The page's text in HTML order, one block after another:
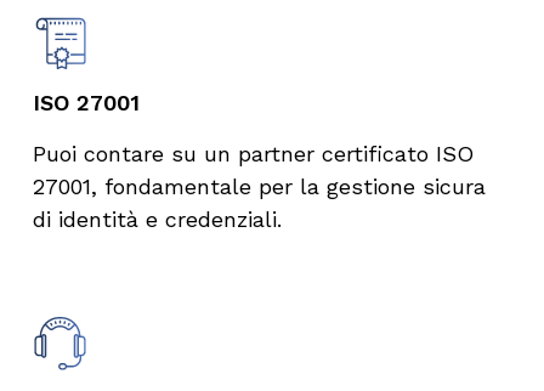
ISO 27001
Puoi contare su un partner certificato ISO
27001, fondamentale per la gestione sicura
di identità e credenziali.